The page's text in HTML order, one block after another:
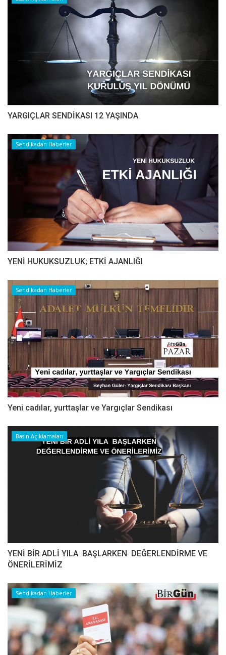
YARGIÇLAR SENDİKASI 12 YAŞINDA
Sendikadan Haberler
YENİ HUKUKSUZLUK; ETKİ AJANLIĞI
Sendikadan Haberler
Yeni cadılar, yurttaşlar ve Yargıçlar Sendikası
Basın Açıklamaları
YENİ BİR ADLİ YILA BAŞLARKEN DEĞERLENDİRME VE
ÖNERİLERİMİZ
Sendikadan Haberler